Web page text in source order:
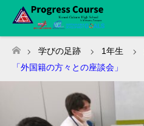
ホーム
学びの足跡 1年生
「外国籍の方々との座談会」